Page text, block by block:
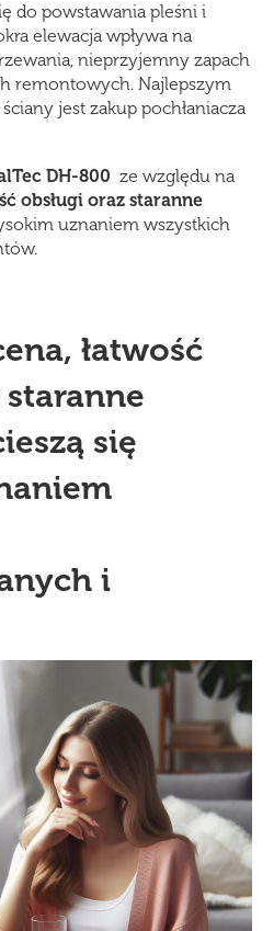
do powstawania pleśni i
elewacja wpływa na
nieprzyjemny zapach
remontowych. Najlepszym
jest zakup pochłaniacza
DH-800 ze względu na
obsługi oraz staranne
uznaniem wszystkich
łatwość
staranne
się
i